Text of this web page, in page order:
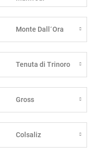
Monte Dall´Ora
Tenuta di Trinoro
Gross
Colsaliz